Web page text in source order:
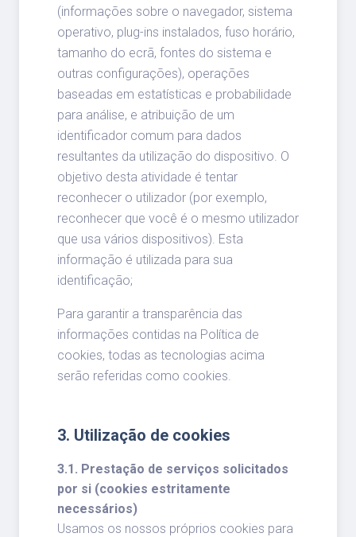
(informações sobre o navegador, sistema
operativo, plug-ins instalados, fuso horário,
tamanho do ecrã, fontes do sistema e
outras configurações), operações
baseadas em estatísticas e probabilidade
para análise, e atribuição de um
identificador comum para dados
resultantes da utilização do dispositivo. O
objetivo desta atividade é tentar
reconhecer o utilizador (por exemplo,
reconhecer que você é o mesmo utilizador
que usa vários dispositivos). Esta
informação é utilizada para sua
identificação;
Para garantir a transparência das
informações contidas na Política de
cookies, todas as tecnologias acima
serão referidas como cookies.
3. Utilização de cookies
3.1. Prestação de serviços solicitados
por si (cookies estritamente
necessários)
Usamos os nossos próprios cookies para